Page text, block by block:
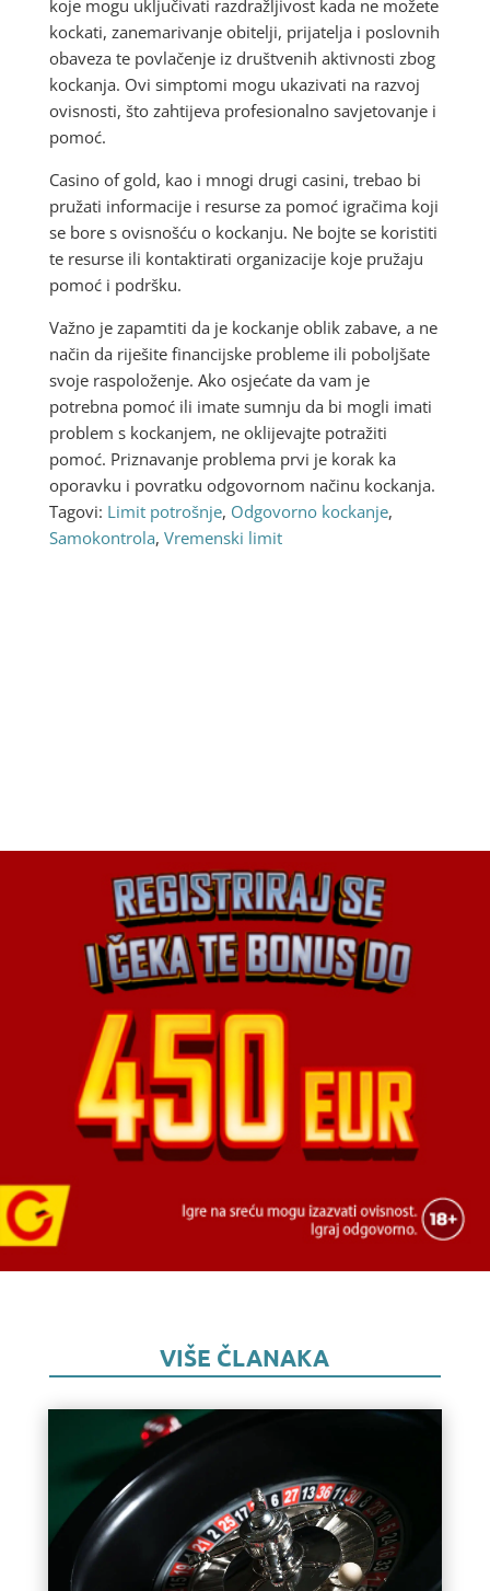
koje mogu uključivati razdražljivost kada ne možete
kockati, zanemarivanje obitelji, prijatelja i poslovnih
obaveza te povlačenje iz društvenih aktivnosti zbog
kockanja. Ovi simptomi mogu ukazivati na razvoj
ovisnosti, što zahtijeva profesionalno savjetovanje i
pomoć.
Casino of gold, kao i mnogi drugi casini, trebao bi
pružati informacije i resurse za pomoć igračima koji
se bore s ovisnošću o kockanju. Ne bojte se koristiti
te resurse ili kontaktirati organizacije koje pružaju
pomoć i podršku.
Važno je zapamtiti da je kockanje oblik zabave, a ne
način da riješite financijske probleme ili poboljšate
svoje raspoloženje. Ako osjećate da vam je
potrebna pomoć ili imate sumnju da bi mogli imati
problem s kockanjem, ne oklijevajte potražiti
pomoć. Priznavanje problema prvi je korak ka
oporavku i povratku odgovornom načinu kockanja.
Tagovi: Limit potrošnje, Odgovorno kockanje,
Samokontrola, Vremenski limit
VIŠE ČLANAKA